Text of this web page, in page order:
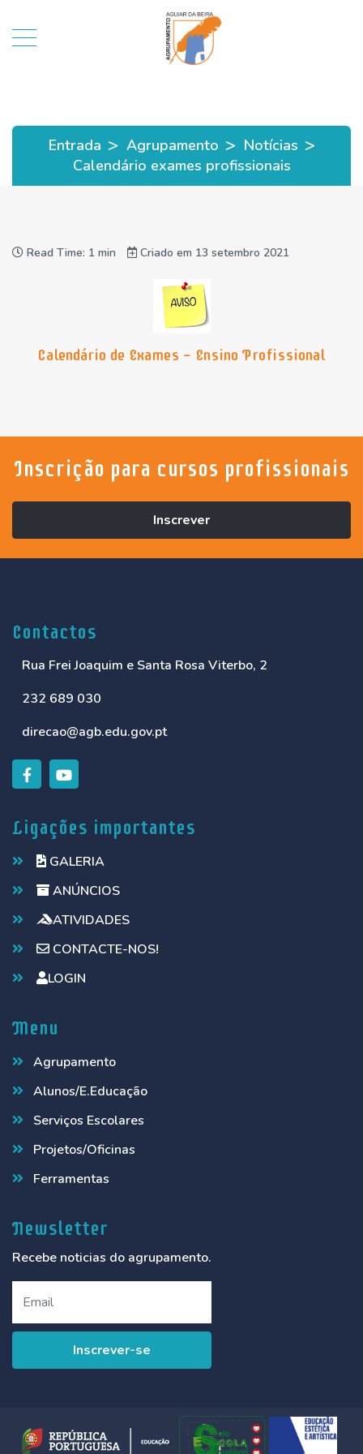
Entrada > Agrupamento > Notícias >
Calendário exames profissionais
Read Time: 1 min Criado em 13 setembro 2021
Calendário de Exames - Ensino Profissional
Inscrição para cursos profissionais
Inscrever
Contactos
Rua Frei Joaquim e Santa Rosa Viterbo, 2
232 689 030
direcao@agb.edu.gov.pt
Ligações importantes
GALERIA
ANÚNCIOS
ATIVIDADES
CONTACTE-NOS!
LOGIN
Menu
Agrupamento
Alunos/E.Educação
Serviços Escolares
Projetos/Oficinas
Ferramentas
Newsletter
Recebe noticias do agrupamento.